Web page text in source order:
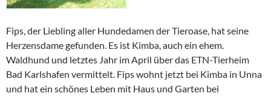
Fips, der Liebling aller Hundedamen der Tieroase, hat seine
Herzensdame gefunden. Es ist Kimba, auch ein ehem.
Waldhund und letztes Jahr im April über das ETN-Tierheim
Bad Karlshafen vermittelt. Fips wohnt jetzt bei Kimba in Unna
und hat ein schönes Leben mit Haus und Garten bei